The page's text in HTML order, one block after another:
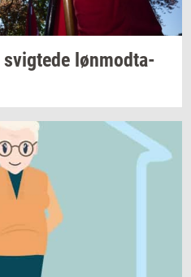
svig­te­de løn­mod­ta­